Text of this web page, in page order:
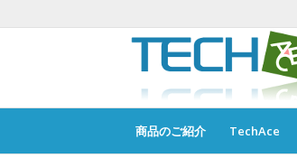
商品のご紹介 TechAce